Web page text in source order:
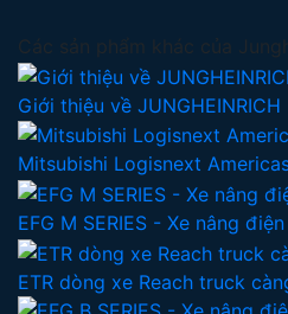
Các sản phẩm khác của
Giới thiệu về JUNGHEINRICH
Mitsubishi Logisnext
EFG M SERIES - Xe nâng
ETR dòng xe Reach truck